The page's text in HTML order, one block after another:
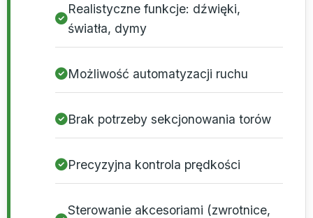
Realistyczne funkcje: dźwięki,
światła, dymy
Możliwość automatyzacji ruchu
Brak potrzeby sekcjonowania torów
Precyzyjna kontrola prędkości
Sterowanie akcesoriami (zwrotnice,